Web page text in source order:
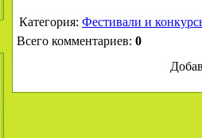
Категория: Фестивали и
Всего комментариев: 0